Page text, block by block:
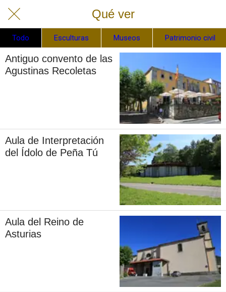
Qué ver
Todo Esculturas Museos Patrimonio civil
Antiguo convento de las
Agustinas Recoletas
Aula de Interpretación
del Ídolo de Peña Tú
Aula del Reino de
Asturias